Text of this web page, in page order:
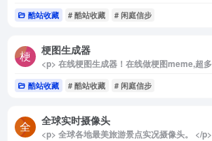
酷站收藏 # 酷站收藏 # 闲庭信步
梗图生成器
酷站收藏 # 酷站收藏 # 闲庭信步
全球实时摄像头
<p> 全球各地最美旅游景点实况摄像头。 </p>